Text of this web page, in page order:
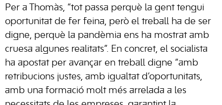
Per a Thomàs, “tot passa perquè la gent tengui
oportunitat de fer feina, però el treball ha de ser
digne, perquè la pandèmia ens ha mostrat amb
cruesa algunes realitats”. En concret, el socialista
ha apostat per avançar en treball digne “amb
retribucions justes, amb igualtat d’oportunitats,
amb una formació molt més arrelada a les